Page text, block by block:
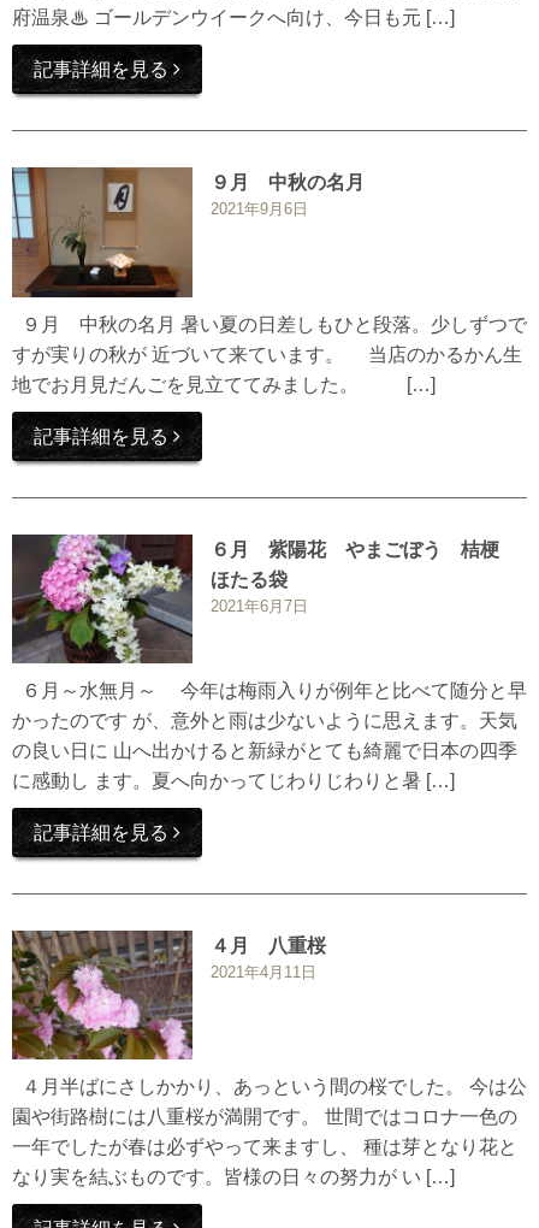
府温泉♨ ゴールデンウイークへ向け、今日も元 […]
記事詳細を見る
９月 中秋の名月
2021年9月6日
９月 中秋の名月 暑い夏の日差しもひと段落。少しずつで
すが実りの秋が 近づいて来ています。 当店のかるかん生
地でお月見だんごを見立ててみました。 […]
記事詳細を見る
６月 紫陽花 やまごぼう 桔梗
ほたる袋
2021年6月7日
６月～水無月～ 今年は梅雨入りが例年と比べて随分と早
かったのです が、意外と雨は少ないように思えます。天気
の良い日に 山へ出かけると新緑がとても綺麗で日本の四季
に感動し ます。夏へ向かってじわりじわりと暑 […]
記事詳細を見る
４月 八重桜
2021年4月11日
４月半ばにさしかかり、あっという間の桜でした。 今は公
園や街路樹には八重桜が満開です。 世間ではコロナ一色の
一年でしたが春は必ずやって来ますし、 種は芽となり花と
なり実を結ぶものです。皆様の日々の努力が い […]